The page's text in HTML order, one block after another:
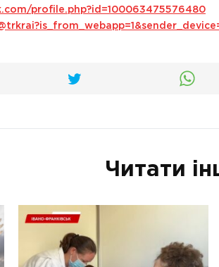
profile.php?id=100063475576480
Читати